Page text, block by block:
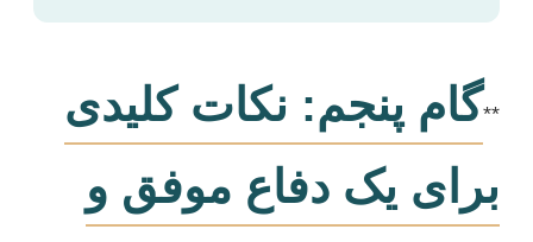
**گام پنجم: نکات کلیدی
برای یک دفاع موفق و